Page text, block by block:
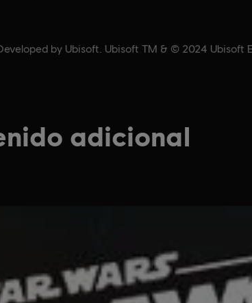
by Ubisoft. Ubisoft TM & © 2024 Ubisoft
adicional